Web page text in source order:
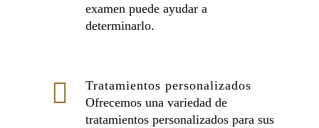
examen puede ayudar a
determinarlo.
Tratamientos personalizados
Ofrecemos una variedad de
tratamientos personalizados para sus